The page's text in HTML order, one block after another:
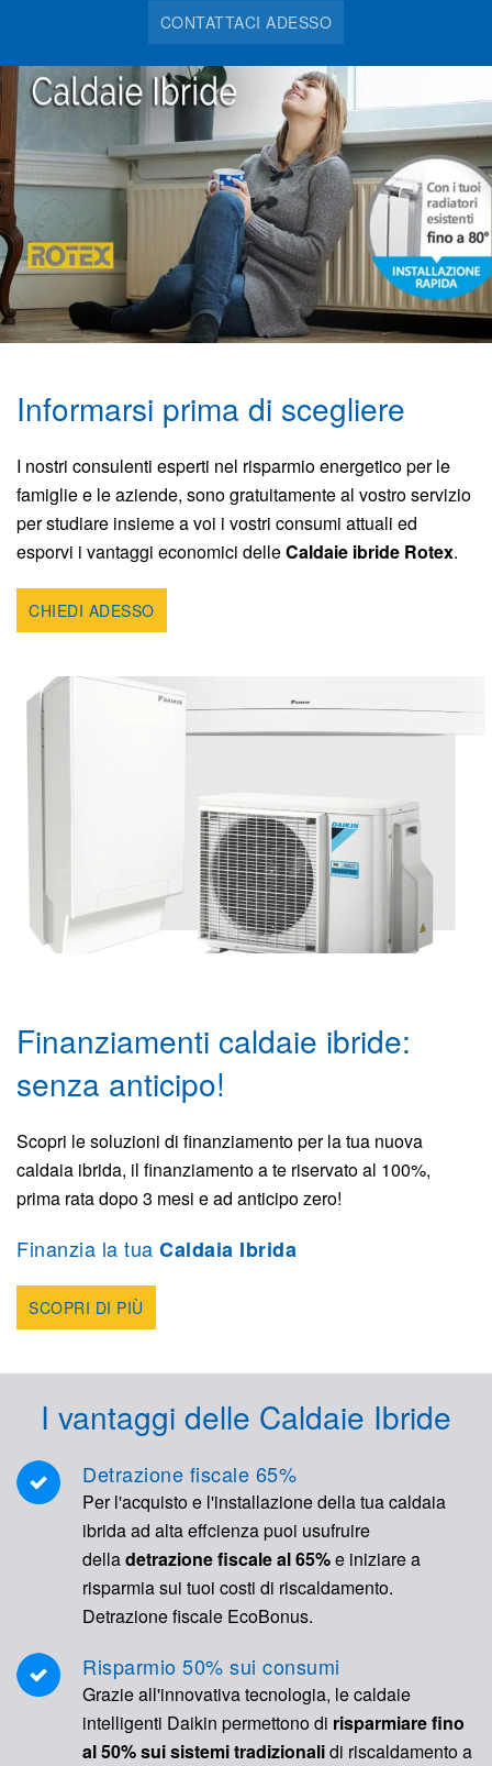
CONTATTACI ADESSO
Informarsi prima di scegliere
I nostri consulenti esperti nel risparmio energetico per le
famiglie e le aziende, sono gratuitamente al vostro servizio
per studiare insieme a voi i vostri consumi attuali ed
esporvi i vantaggi economici delleCaldaie ibride Rotex.
CHIEDI ADESSO
Finanziamenti caldaie ibride:
senza anticipo!
Scopri le soluzioni di finanziamento per la tua nuova
caldaia ibrida, il finanziamento a te riservato al 100%,
prima rata dopo 3 mesi e ad anticipo zero!
Finanzia la tua Caldaia Ibrida
SCOPRI DI PIÙ
I vantaggi delle Caldaie Ibride
Detrazione fiscale 65%
Per l'acquisto e l'installazione della tua caldaia
ibrida ad alta effcienza puoi usufruire
delladetrazione fiscale al 65%e iniziare a
risparmia sui tuoi costi di riscaldamento.
Detrazione fiscale EcoBonus.
Risparmio 50% sui consumi
Grazie all'innovativa tecnologia, le caldaie
intelligenti Daikin permettono di risparmiare fino
al 50% sui sistemi tradizionalidi riscaldamento a